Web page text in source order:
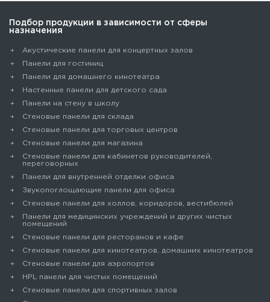
Подбор продукции в зависимости от сферы
назначения
Акустические панели для концертных залов
Панели для гостиниц
Панели для домашнего кинотеатра
Настенные панели для детского сада
Панели на стену в школу
Стеновые панели для склада
Cтеновые панели для торговых центров
Стеновые панели для магазина
Стеновые панели для кабинетов руководителей,
переговорных
Панели для внутренней отделки офиса
Звукопоглощающие панели для офиса
Стеновые панели для холлов, коридоров, вестибюлей
Панели для медицинских учреждений и других чистых
помещений
Стеновые панели для ресторанов и кафе
Стеновые панели для кинотеатров, домашних кинотеатров
Стеновые панели для аэропортов
HPL панели для чистых помещений
Стеновые панели для спортивных залов